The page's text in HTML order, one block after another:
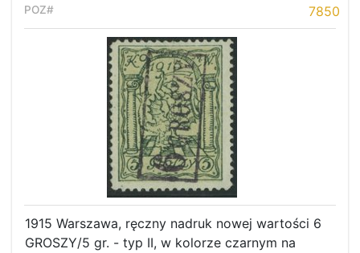
7850
1915 Warszawa, ręczny nadruk nowej wartości 6
GROSZY/5 gr. - typ II, w kolorze czarnym na